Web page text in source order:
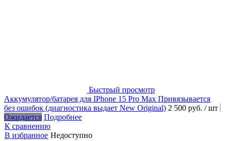
Быстрый просмотр
Аккумулятор/батарея для IPhone 15 Pro Max Привязывается
без ошибок (диагностика выдает New Original) 2 500 руб. / шт
Ожидается Подробнее
К сравнению
В избранное Недоступно